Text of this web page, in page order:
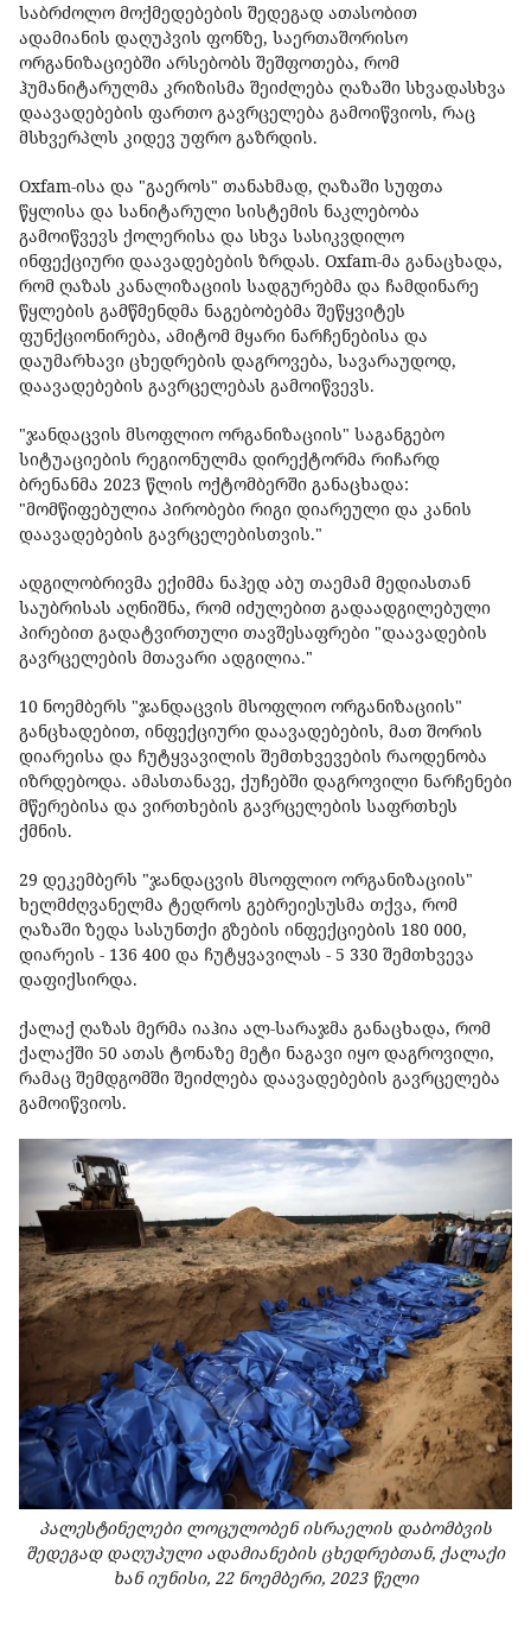
საბრძოლო მოქმედებების შედეგად ათასობით
ადამიანის დაღუპვის ფონზე, საერთაშორისო
ორგანიზაციებში არსებობს შეშფოთება, რომ
ჰუმანიტარულმა კრიზისმა შეიძლება ღაზაში სხვადასხვა
დაავადებების ფართო გავრცელება გამოიწვიოს, რაც
მსხვერპლს კიდევ უფრო გაზრდის.
Oxfam-ისა და "გაეროს" თანახმად, ღაზაში სუფთა
წყლისა და სანიტარული სისტემის ნაკლებობა
გამოიწვევს ქოლერისა და სხვა სასიკვდილო
ინფექციური დაავადებების ზრდას. Oxfam-მა განაცხადა,
რომ ღაზას კანალიზაციის სადგურებმა და ჩამდინარე
წყლების გამწმენდმა ნაგებობებმა შეწყვიტეს
ფუნქციონირება, ამიტომ მყარი ნარჩენებისა და
დაუმარხავი ცხედრების დაგროვება, სავარაუდოდ,
დაავადებების გავრცელებას გამოიწვევს.
"ჯანდაცვის მსოფლიო ორგანიზაციის" საგანგებო
სიტუაციების რეგიონულმა დირექტორმა რიჩარდ
ბრენანმა 2023 წლის ოქტომბერში განაცხადა:
"მომწიფებულია პირობები რიგი დიარეული და კანის
დაავადებების გავრცელებისთვის."
ადგილობრივმა ექიმმა ნაჰედ აბუ თაემამ მედიასთან
საუბრისას აღნიშნა, რომ იძულებით გადაადგილებული
პირებით გადატვირთული თავშესაფრები "დაავადების
გავრცელების მთავარი ადგილია."
10 ნოემბერს "ჯანდაცვის მსოფლიო ორგანიზაციის"
განცხადებით, ინფექციური დაავადებების, მათ შორის
დიარეისა და ჩუტყვავილის შემთხვევების რაოდენობა
იზრდებოდა. ამასთანავე, ქუჩებში დაგროვილი ნარჩენები
მწერებისა და ვირთხების გავრცელების საფრთხეს
ქმნის.
29 დეკემბერს "ჯანდაცვის მსოფლიო ორგანიზაციის"
ხელმძღვანელმა ტედროს გებრეიესუსმა თქვა, რომ
ღაზაში ზედა სასუნთქი გზების ინფექციების 180 000,
დიარეის - 136 400 და ჩუტყვავილას - 5 330 შემთხვევა
დაფიქსირდა.
ქალაქ ღაზას მერმა იაჰია ალ-სარაჯმა განაცხადა, რომ
ქალაქში 50 ათას ტონაზე მეტი ნაგავი იყო დაგროვილი,
რამაც შემდგომში შეიძლება დაავადებების გავრცელება
გამოიწვიოს.
პალესტინელები ლოცულობენ ისრაელის დაბომბვის
შედეგად დაღუპული ადამიანების ცხედრებთან, ქალაქი
ხან იუნისი, 22 ნოემბერი, 2023 წელი